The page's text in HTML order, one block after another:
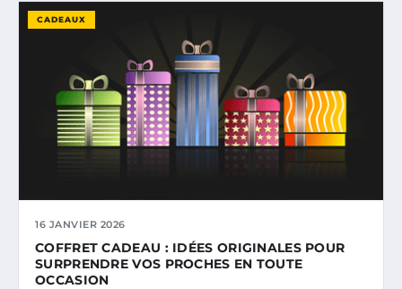
CADEAUX
16 JANVIER 2026
COFFRET CADEAU : IDÉES ORIGINALES POUR
SURPRENDRE VOS PROCHES EN TOUTE
OCCASION